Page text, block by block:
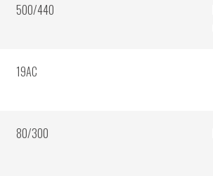
500/440
19АС
80/300